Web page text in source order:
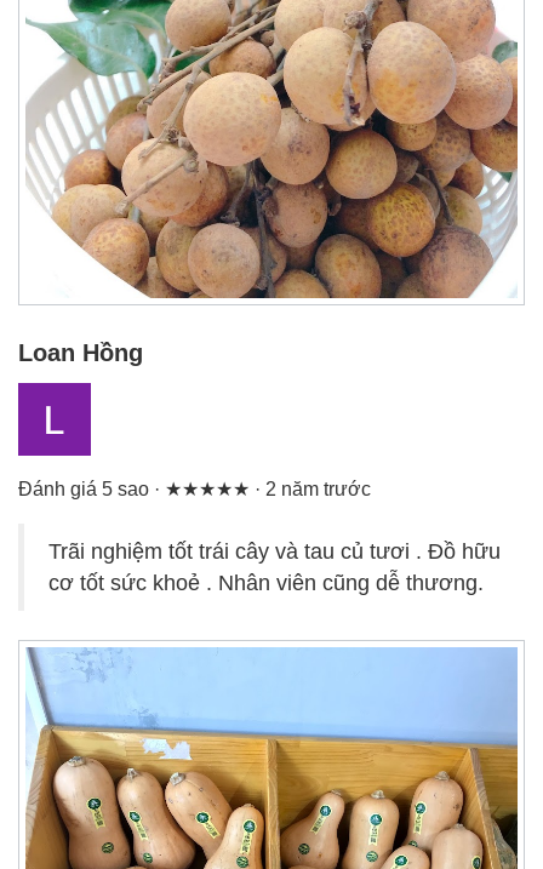
Loan Hồng
Đánh giá 5 sao · ★★★★★ · 2 năm trước
Trãi nghiệm tốt trái cây và tau củ tươi . Đồ hữu
cơ tốt sức khoẻ . Nhân viên cũng dễ thương.